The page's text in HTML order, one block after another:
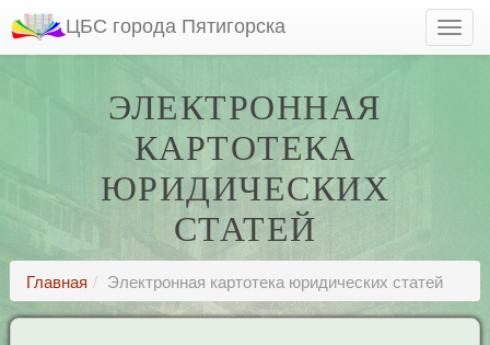
ЦБС города Пятигорска
ЭЛЕКТРОННАЯ
КАРТОТЕКА
ЮРИДИЧЕСКИХ
СТАТЕЙ
Главная Электронная картотека юридических статей